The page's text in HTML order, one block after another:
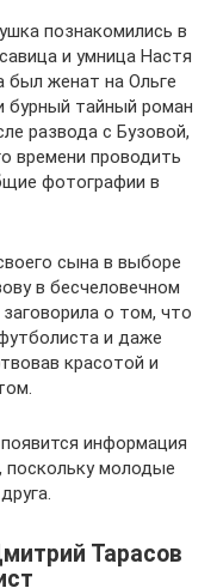
познакомились в
и умница Настя
был женат на Ольге
бурный тайный роман
развода с Бузовой,
времени проводить
фотографии в
сына в выборе
в бесчеловечном
о том, что
и даже
красотой и
информация
поскольку молодые
Тарасов